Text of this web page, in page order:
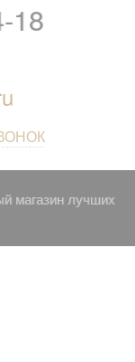
18
магазин лучших